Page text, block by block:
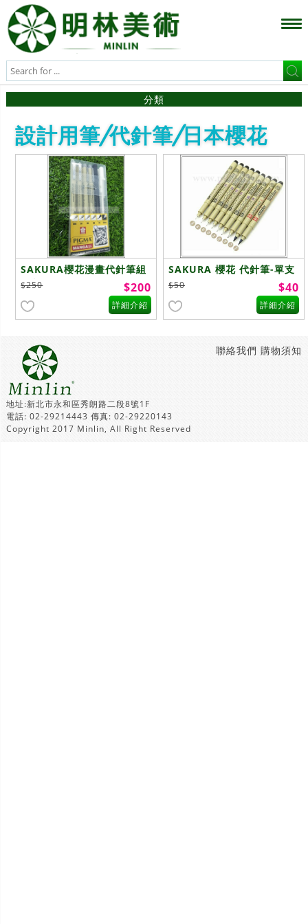
分類
設計用筆/代針筆/日本櫻花
SAKURA櫻花漫畫代針筆組
(6入/XSDK-M6)
$250 $200
詳細介紹
SAKURA 櫻花 代針筆-單支
$50 $40
詳細介紹
購物須知
聯絡我們
地址:新北市永和區秀朗路二段8號1F
電話: 02-29214443 傳真: 02-29220143
Copyright 2017 Minlin, All Right Reserved